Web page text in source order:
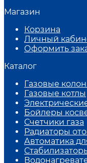
Магазин
Корзина
Личный
Оформить
Каталог
Газовые
Газовые котлы
Бойлеры
Счетчики газа
Радиаторы
Автоматика